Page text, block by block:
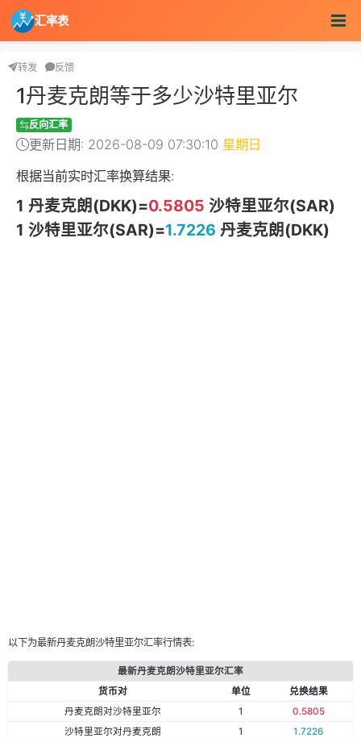
汇率表
转发 反馈
1丹麦克朗等于多少沙特里亚尔
反向汇率
更新日期: 2026-08-09 07:30:10 星期日
根据当前实时汇率换算结果:
1 丹麦克朗(DKK)=0.5805 沙特里亚尔(SAR)
1 沙特里亚尔(SAR)=1.7226 丹麦克朗(DKK)
以下为最新丹麦克朗沙特里亚尔汇率行情表:
最新丹麦克朗沙特里亚尔汇率
货币对
单位
兑换结果
丹麦克朗对沙特里亚尔
1
0.5805
沙特里亚尔对丹麦克朗
1 1.7226